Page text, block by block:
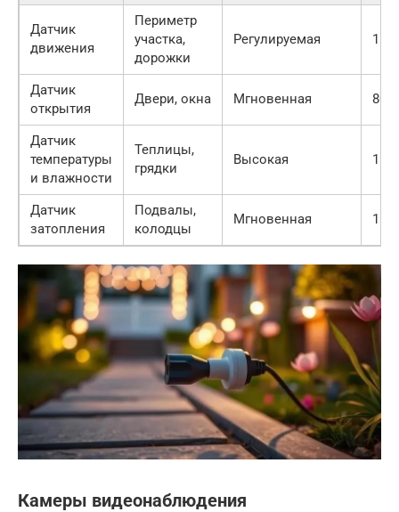
Датчик
движения
Периметр
участка,
дорожки
Регулируемая 1
Датчик
открытия
Двери, окна Мгновенная 800
Датчик
температуры
и влажности
Теплицы,
грядки
Высокая 1
Датчик
затопления
Подвалы,
колодцы
Мгновенная 1
Камеры видеонаблюдения